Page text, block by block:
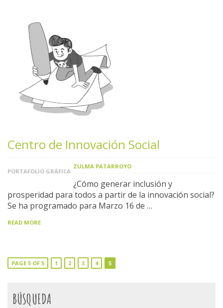
Centro de Innovación Social
PORTAFOLIO GRÁFICA
ZULMA PATARROYO
¿Cómo generar inclusión y
prosperidad para todos a partir de la innovación social?
Se ha programado para Marzo 16 de …
READ MORE
PAGE 5 OF 5 1 2 3 4 5
BÚSQUEDA